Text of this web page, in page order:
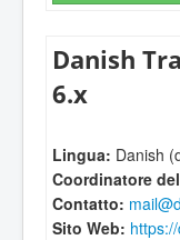
Danish
6.x
Lingua: Danish
Coordinatore
Contatto:
Sito Web: